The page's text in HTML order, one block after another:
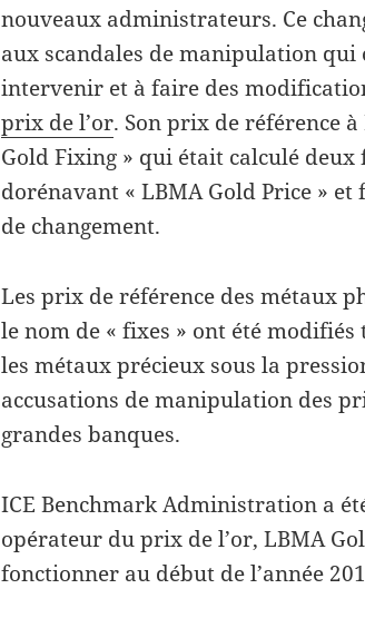
nouveaux administrateurs. Ce
aux scandales de manipulation qui
intervenir et à faire des
prix de l’or. Son prix de référence
Gold Fixing » qui était calculé
dorénavant « LBMA Gold Price »
de changement.
Les prix de référence des métaux
le nom de « fixes » ont été
les métaux précieux sous la
accusations de manipulation des
grandes banques.
ICE Benchmark Administration a
opérateur du prix de l’or, LBMA
fonctionner au début de l’année